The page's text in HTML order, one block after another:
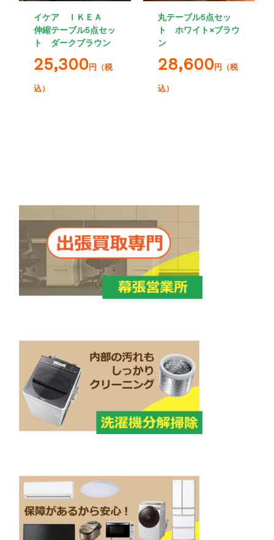
イケア ＩＫＥＡ
伸縮テーブル5点セッ
ト ダークブラウン
25,300円（税
込）
丸テーブル5点セッ
ト ホワイト×ブラウ
ン
28,600円（税
込）